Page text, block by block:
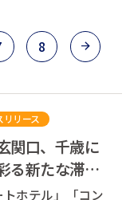
8
リリース
関口、千歳に
る新たな滞在
道千歳市にチ
ホテル」「コン